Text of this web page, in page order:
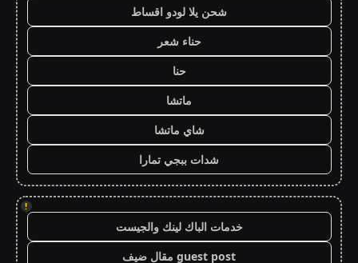
شحن يلا لودو اقساط
حناء شعر
حنا
ماتشا
شاي ماتشا
شدات ببجي تمارا
!
خدمات الباك لينك والجيست
guest post مقال ضيف